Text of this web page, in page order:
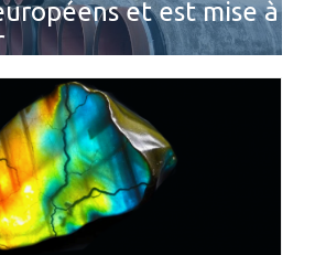
et est mise à